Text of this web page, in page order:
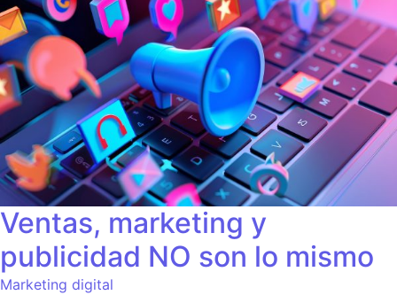
Ventas, marketing y
publicidad NO son lo mismo
Marketing digital